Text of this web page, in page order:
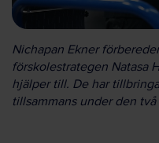
Nichapan Ekner
förskolestrategen Natasa
hjälper till. De har
tillsammans under den